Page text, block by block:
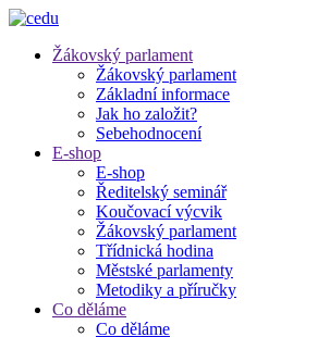
Žákovský parlament
Žákovský parlament
Základní informace
Jak ho založit?
Sebehodnocení
E-shop
E-shop
Ředitelský seminář
Koučovací výcvik
Žákovský parlament
Třídnická hodina
Městské parlamenty
Metodiky a příručky
Co děláme
Co děláme